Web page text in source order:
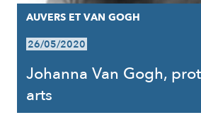
AUVERS ET VAN GOGH
26/05/2020
Johanna Van Gogh,
arts